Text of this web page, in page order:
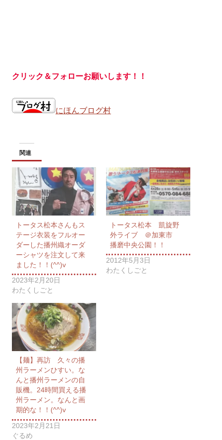
クリック＆フォローお願いします！！
にほんブログ村
関連
トータス松本さんもス
テージ衣装をフルオー
ダーした播州織オーダ
ーシャツを注文して来
ました！！(^^)v
2023年2月20日
わたくしごと
トータス松本 凱旋野
外ライブ ＠加東市
播磨中央公園！！
2012年5月3日
わたくしごと
【麺】再訪 久々の播
州ラーメンひすい。な
んと播州ラーメンの自
販機。24時間買える播
州ラーメン。なんと画
期的な！！(^^)v
2023年2月21日
ぐるめ